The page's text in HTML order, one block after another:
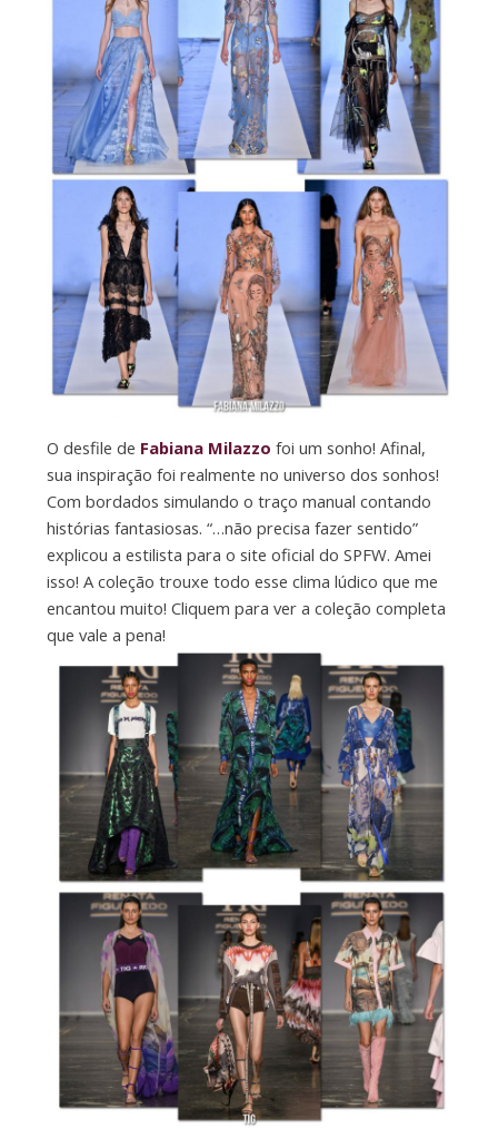
O desfile de Fabiana Milazzo foi um sonho! Afinal,
sua inspiração foi realmente no universo dos sonhos!
Com bordados simulando o traço manual contando
histórias fantasiosas. “…não precisa fazer sentido”
explicou a estilista para o site oficial do SPFW. Amei
isso! A coleção trouxe todo esse clima lúdico que me
encantou muito! Cliquem para ver a coleção completa
que vale a pena!